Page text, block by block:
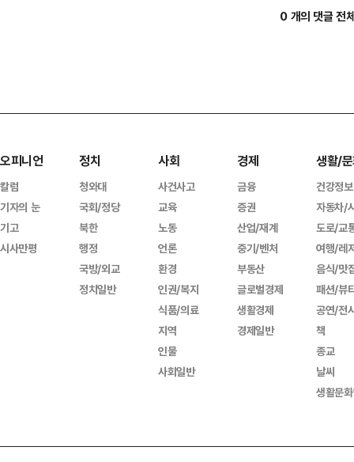
0 개의 댓글 전
오피니언
칼럼
기자의 눈
기고
시사만평
정치
청와대
국회/정당
북한
행정
국방/외교
정치일반
사회
사건사고
교육
노동
언론
환경
인권/복지
식품/의료
지역
인물
사회일반
경제
금융
증권
산업/재계
중기/벤처
부동산
글로벌경제
생활경제
경제일반
생활/
건강정보
자동차/
도로/교
여행/레
음식/맛
패션/뷰
공연/전
책
종교
날씨
생활문